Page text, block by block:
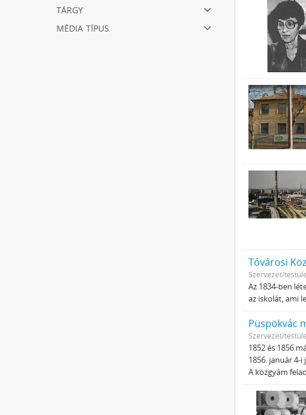
tárgy
média típus
Tóvárosi
Szervezet/
Az 1834-ben
az iskolát, ami
Püspökvác
Szervezet/
1852 és 1856
1856. január 4-
A közgyám